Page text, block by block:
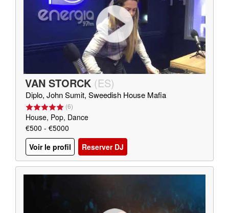
VAN STORCK (ES)
Diplo, John Sumit, Sweedish House Mafia
(6)
House, Pop, Dance
€500 - €5000
Voir le profil
Reserver DJ